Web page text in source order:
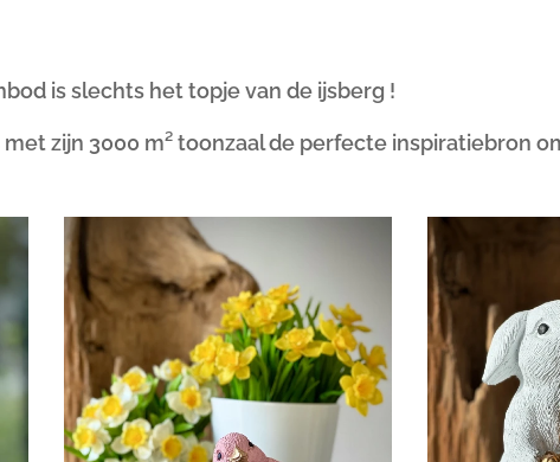
is slechts het topje van de ijsberg !
met zijn 3000 m² toonzaal de perfecte inspiratiebron